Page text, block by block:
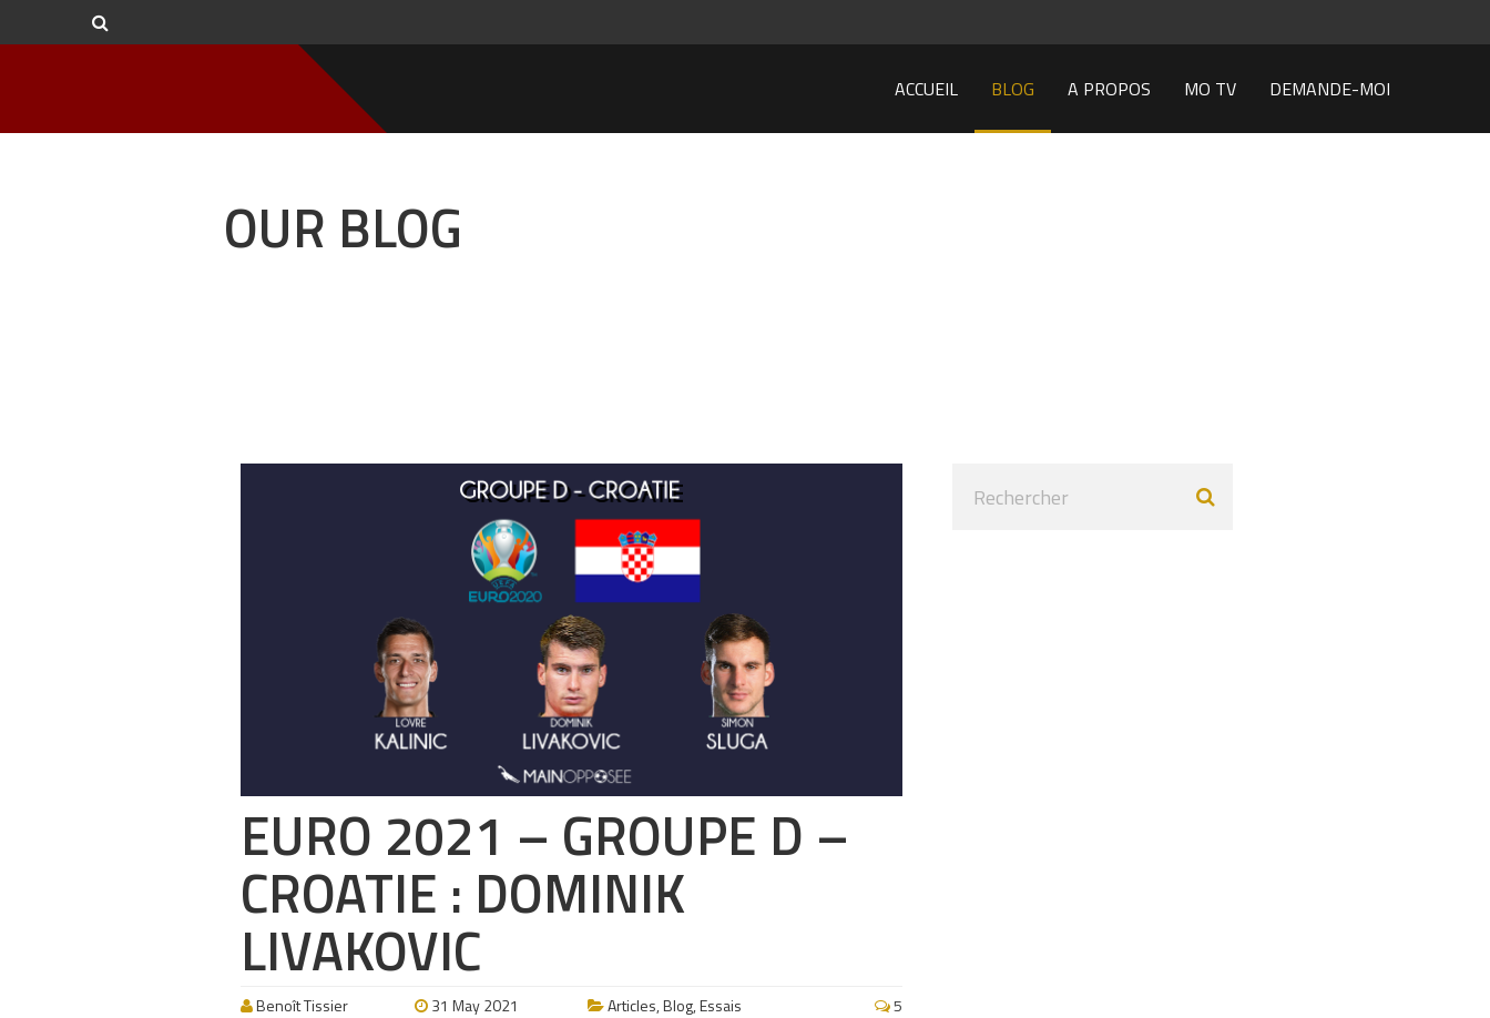
ACCUEIL BLOG A PROPOS MO TV DEMANDE-MOI
OUR BLOG
EURO 2021 – GROUPE D –
CROATIE : DOMINIK
LIVAKOVIC
Benoît Tissier 31 May 2021 Articles,Blog,Essais 5